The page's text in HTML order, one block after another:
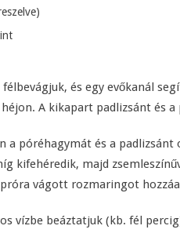
és egy evőkanál
A kikapart padlizsánt és
a póréhagymát és a
kifehéredik, majd
vágott rozmaringot
vízbe beáztatjuk (kb. fél